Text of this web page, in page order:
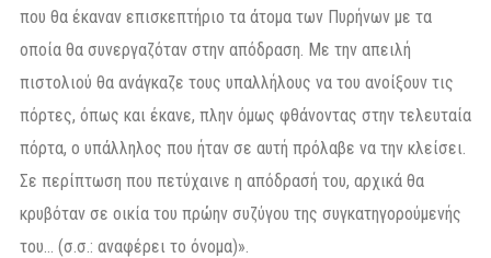
που θα έκαναν επισκεπτήριο τα άτομα των Πυρήνων με τα
οποία θα συνεργαζόταν στην απόδραση. Με την απειλή
πιστολιού θα ανάγκαζε τους υπαλλήλους να του ανοίξουν τις
πόρτες, όπως και έκανε, πλην όμως φθάνοντας στην τελευταία
πόρτα, ο υπάλληλος που ήταν σε αυτή πρόλαβε να την κλείσει.
Σε περίπτωση που πετύχαινε η απόδρασή του, αρχικά θα
κρυβόταν σε οικία του πρώην συζύγου της συγκατηγορούμενής
του… (σ.σ.: αναφέρει το όνομα)».